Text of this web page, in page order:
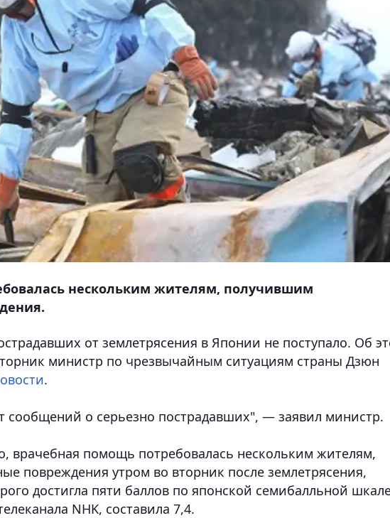
нескольким жителям, получившим
от землетрясения в Японии не поступало. Об
министр по чрезвычайным ситуациям страны Дзюн
.
сообщений о серьезно пострадавших", — заявил министр.
врачебная помощь потребовалась нескольким жителям,
повреждения утром во вторник после землетрясения,
достигла пяти баллов по японской семибалльной
NHK, составила 7,4.